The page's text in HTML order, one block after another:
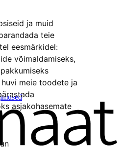
ja muid
teie
eesmärkidel:
võimaldamiseks,
meie toodete ja
asjakohasemate